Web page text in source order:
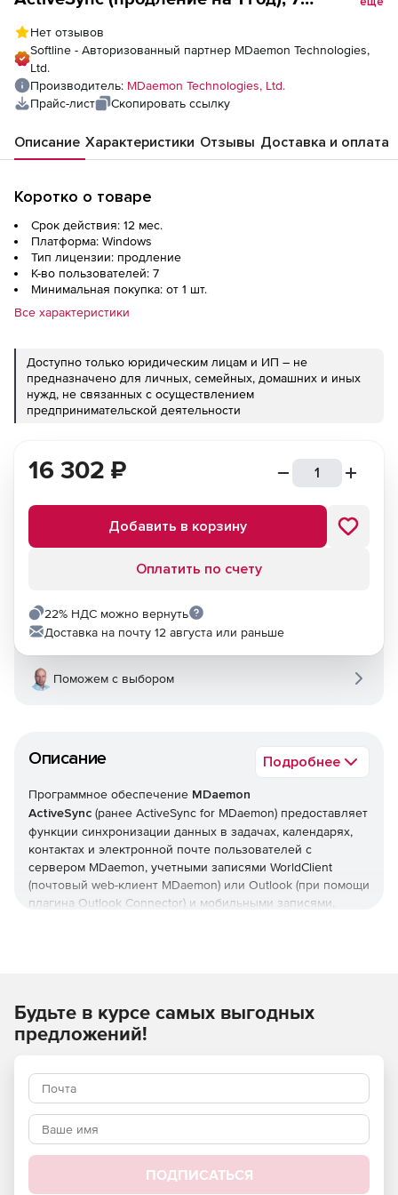
Нет отзывов
Softline - Авторизованный партнер MDaemon Technologies,
Ltd.
Производитель: MDaemon Technologies, Ltd.
Прайс-лист
Скопировать ссылку
Описание Характеристики Отзывы Доставка и оплата
Коротко о товаре
Срок действия: 12 мес.
Платформа: Windows
Тип лицензии: продление
К-во пользователей: 7
Минимальная покупка: от 1 шт.
Все характеристики
Доступно только юридическим лицам и ИП – не
предназначено для личных, семейных, домашних и иных
нужд, не связанных с осуществлением
предпринимательской деятельности
Описание Подробнее
Программное обеспечение MDaemon
ActiveSync (ранее ActiveSync for MDaemon) предоставляет
функции синхронизации данных в задачах, календарях,
контактах и электронной почте пользователей с
сервером MDaemon, учетными записями WorldClient
(почтовый web-клиент MDaemon) или Outlook (при помощи
плагина Outlook Connector) и мобильными записями,
включают в себя настройку политик для доступа
устройств, удаленное стирание данных, автоматическое
обнаружение устройств, синхронизацию множества
передачи по протоколу SSL, создание белых и черных
списков устройств, отключение от неактивных устройств
и контроль использования протоколов для устройств.
Преимущества MDaemon ActiveSync:
16 302 ₽
Добавить в корзину
Оплатить по счету
22% НДС можно вернуть
Доставка на почту 12 августа или раньше
Поможем с выбором
Будьте в курсе самых выгодных
предложений!
ПОДПИСАТЬСЯ